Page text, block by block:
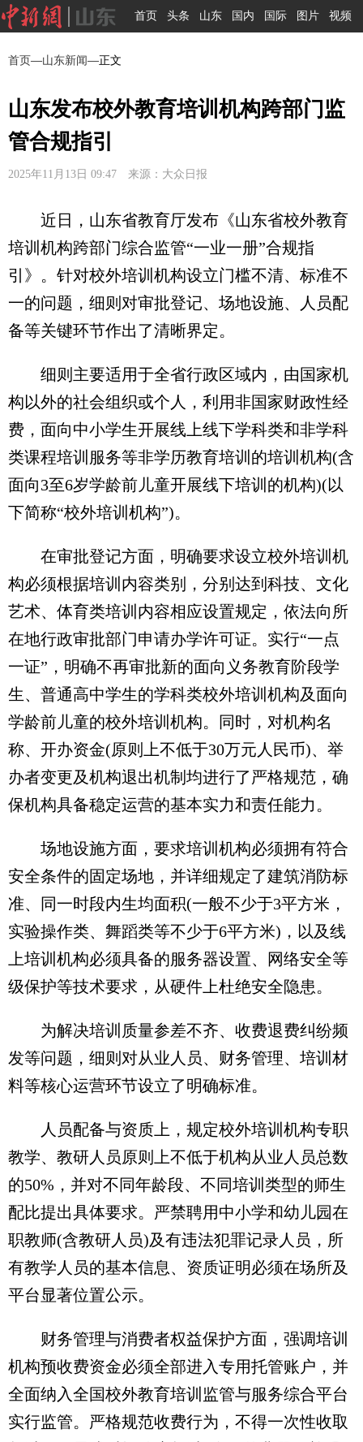
首页 头条 山东 国内 国际 图片 视频
首页—山东新闻—正文
山东发布校外教育培训机构跨部门监
管合规指引
2025年11月13日 09:47 来源：大众日报
近日，山东省教育厅发布《山东省校外教育
培训机构跨部门综合监管“一业一册”合规指
引》。针对校外培训机构设立门槛不清、标准不
一的问题，细则对审批登记、场地设施、人员配
备等关键环节作出了清晰界定。
细则主要适用于全省行政区域内，由国家机
构以外的社会组织或个人，利用非国家财政性经
费，面向中小学生开展线上线下学科类和非学科
类课程培训服务等非学历教育培训的培训机构(含
面向3至6岁学龄前儿童开展线下培训的机构)(以
下简称“校外培训机构”)。
在审批登记方面，明确要求设立校外培训机
构必须根据培训内容类别，分别达到科技、文化
艺术、体育类培训内容相应设置规定，依法向所
在地行政审批部门申请办学许可证。实行“一点
一证”，明确不再审批新的面向义务教育阶段学
生、普通高中学生的学科类校外培训机构及面向
学龄前儿童的校外培训机构。同时，对机构名
称、开办资金(原则上不低于30万元人民币)、举
办者变更及机构退出机制均进行了严格规范，确
保机构具备稳定运营的基本实力和责任能力。
场地设施方面，要求培训机构必须拥有符合
安全条件的固定场地，并详细规定了建筑消防标
准、同一时段内生均面积(一般不少于3平方米，
实验操作类、舞蹈类等不少于6平方米)，以及线
上培训机构必须具备的服务器设置、网络安全等
级保护等技术要求，从硬件上杜绝安全隐患。
为解决培训质量参差不齐、收费退费纠纷频
发等问题，细则对从业人员、财务管理、培训材
料等核心运营环节设立了明确标准。
人员配备与资质上，规定校外培训机构专职
教学、教研人员原则上不低于机构从业人员总数
的50%，并对不同年龄段、不同培训类型的师生
配比提出具体要求。严禁聘用中小学和幼儿园在
职教师(含教研人员)及有违法犯罪记录人员，所
有教学人员的基本信息、资质证明必须在场所及
平台显著位置公示。
财务管理与消费者权益保护方面，强调培训
机构预收费资金必须全部进入专用托管账户，并
全面纳入全国校外教育培训监管与服务综合平台
实行监管。严格规范收费行为，不得一次性收取